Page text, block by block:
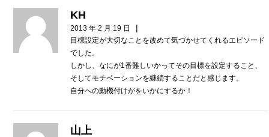
KH
2013 年 2 月 19 日 |
目標設定が大切なことを改めて気づかせてくれるエピソード
でした。
しかし、なにが1番難しいかってその目標を設定すること、
そしてモチベーションを継続することだと感じます。
自分への動機付けがをいかにするか！
山上